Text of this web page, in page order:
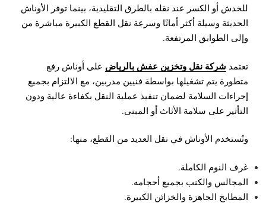
للخدش أو الكسر عند نقله بالطرق التقليدية، بينما توفر الأوناش
الحديثة وسيلة أكثر أمانًا وسرعة نقل القطع الكبيرة مباشرة من
وإلى الطوابق المرتفعة.
تعتمد شركة نقل وتخزين عفش بالرياض على أوناش رفع
متطورة يتم تشغيلها بواسطة فنيين مدربين، مع الالتزام بجميع
إجراءات السلامة لضمان تنفيذ عملية النقل بكفاءة عالية ودون
التأثير على سلامة الأثاث أو المبنى.
وتُستخدم الأوناش في نقل العديد من القطع، منها:
غرف النوم الكاملة.
المجالس والكنب بجميع أحجامه.
المطابخ الجاهزة والخزائن الكبيرة.